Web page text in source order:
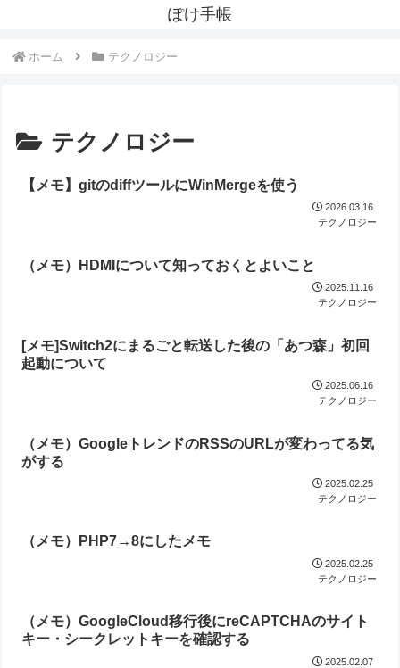
ぽけ手帳
ホーム テクノロジー
テクノロジー
【メモ】gitのdiffツールにWinMergeを使う
2026.03.16
テクノロジー
（メモ）HDMIについて知っておくとよいこと
2025.11.16
テクノロジー
[メモ]Switch2にまるごと転送した後の「あつ森」初回
起動について
2025.06.16
テクノロジー
（メモ）GoogleトレンドのRSSのURLが変わってる気
がする
2025.02.25
テクノロジー
（メモ）PHP7→8にしたメモ
2025.02.25
テクノロジー
（メモ）GoogleCloud移行後にreCAPTCHAのサイト
キー・シークレットキーを確認する
2025.02.07